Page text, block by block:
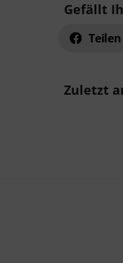
Gefällt
Teilen
Zuletzt